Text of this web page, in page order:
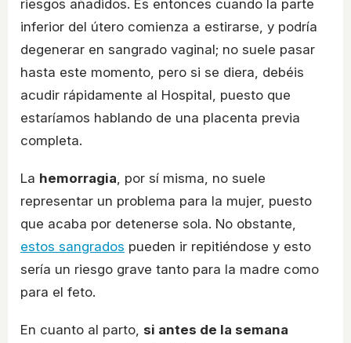
riesgos añadidos. Es entonces cuando la parte
inferior del útero comienza a estirarse, y podría
degenerar en sangrado vaginal; no suele pasar
hasta este momento, pero si se diera, debéis
acudir rápidamente al Hospital, puesto que
estaríamos hablando de una placenta previa
completa.
La hemorragia , por sí misma, no suele
representar un problema para la mujer, puesto
que acaba por detenerse sola. No obstante,
estos sangrados pueden ir repitiéndose y esto
sería un riesgo grave tanto para la madre como
para el feto.
En cuanto al parto, si antes de la semana